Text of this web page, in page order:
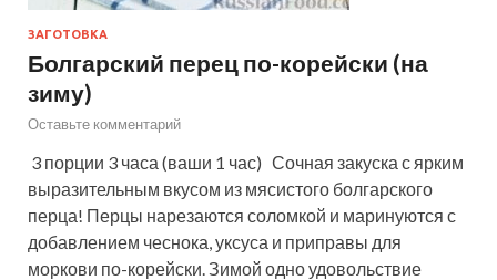
ЗАГОТОВКА
Болгарский перец по-корейски (на
зиму)
Оставьте комментарий
3 порции 3 часа (ваши 1 час) Сочная закуска с ярким
выразительным вкусом из мясистого болгарского
перца! Перцы нарезаются соломкой и маринуются с
добавлением чеснока, уксуса и приправы для
моркови по-корейски. Зимой одно удовольствие